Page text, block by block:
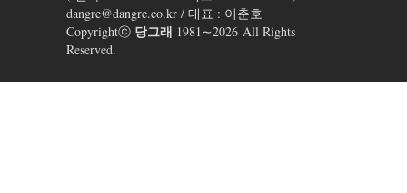
dangre@dangre.co.kr / 대표 : 이춘호
Copyrightⓒ 당그래 1981∼2026 All Rights
Reserved.